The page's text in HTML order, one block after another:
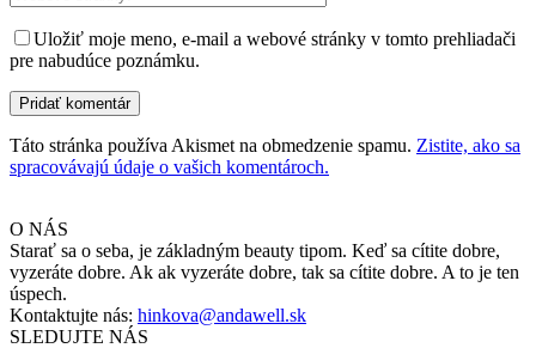
Uložiť moje meno, e-mail a webové stránky v tomto prehliadači
pre nabudúce poznámku.
Táto stránka používa Akismet na obmedzenie spamu. Zistite, ako sa
spracovávajú údaje o vašich komentároch.
O NÁS
Starať sa o seba, je základným beauty tipom. Keď sa cítite dobre,
vyzeráte dobre. Ak ak vyzeráte dobre, tak sa cítite dobre. A to je ten
úspech.
Kontaktujte nás: hinkova@andawell.sk
SLEDUJTE NÁS